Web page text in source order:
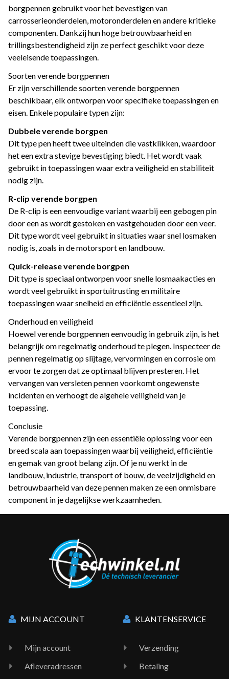
borgpennen gebruikt voor het bevestigen van
carrosserieonderdelen, motoronderdelen en andere kritieke
componenten. Dankzij hun hoge betrouwbaarheid en
trillingsbestendigheid zijn ze perfect geschikt voor deze
veeleisende toepassingen.
Soorten verende borgpennen
Er zijn verschillende soorten verende borgpennen
beschikbaar, elk ontworpen voor specifieke toepassingen en
eisen. Enkele populaire typen zijn:
Dubbele verende borgpen
Dit type pen heeft twee uiteinden die vastklikken, waardoor
het een extra stevige bevestiging biedt. Het wordt vaak
gebruikt in toepassingen waar extra veiligheid en stabiliteit
nodig zijn.
R-clip verende borgpen
De R-clip is een eenvoudige variant waarbij een gebogen pin
door een as wordt gestoken en vastgehouden door een veer.
Dit type wordt veel gebruikt in situaties waar snel losmaken
nodig is, zoals in de motorsport en landbouw.
Quick-release verende borgpen
Dit type is speciaal ontworpen voor snelle losmaakacties en
wordt veel gebruikt in sportuitrusting en militaire
toepassingen waar snelheid en efficiëntie essentieel zijn.
Onderhoud en veiligheid
Hoewel verende borgpennen eenvoudig in gebruik zijn, is het
belangrijk om regelmatig onderhoud te plegen. Inspecteer de
pennen regelmatig op slijtage, vervormingen en corrosie om
ervoor te zorgen dat ze optimaal blijven presteren. Het
vervangen van versleten pennen voorkomt ongewenste
incidenten en verhoogt de algehele veiligheid van je
toepassing.
Conclusie
Verende borgpennen zijn een essentiële oplossing voor een
breed scala aan toepassingen waarbij veiligheid, efficiëntie
en gemak van groot belang zijn. Of je nu werkt in de
landbouw, industrie, transport of bouw, de veelzijdigheid en
betrouwbaarheid van deze pennen maken ze een onmisbare
component in je dagelijkse werkzaamheden.
MIJN ACCOUNT
Mijn account
Afleveradressen
KLANTENSERVICE
Verzending
Betaling